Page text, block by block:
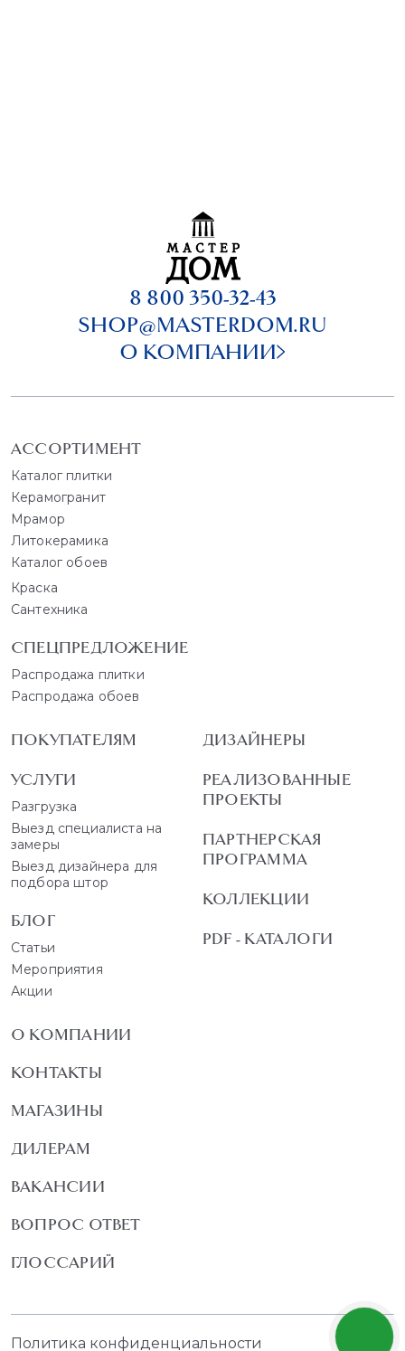
8 800 350-32-43
SHOP@MASTERDOM.RU
О КОМПАНИИ
АССОРТИМЕНТ
Каталог плитки
Керамогранит
Мрамор
Литокерамика
Каталог обоев
Краска
Сантехника
СПЕЦПРЕДЛОЖЕНИЕ
Распродажа плитки
Распродажа обоев
ПОКУПАТЕЛЯМ
УСЛУГИ
Разгрузка
Выезд специалиста на
замеры
Выезд дизайнера для
подбора штор
БЛОГ
Статьи
Мероприятия
Акции
ДИЗАЙНЕРЫ
РЕАЛИЗОВАННЫЕ
ПРОЕКТЫ
ПАРТНЕРСКАЯ
ПРОГРАММА
КОЛЛЕКЦИИ
PDF - КАТАЛОГИ
О КОМПАНИИ
КОНТАКТЫ
МАГАЗИНЫ
ДИЛЕРАМ
ВАКАНСИИ
ВОПРОС ОТВЕТ
ГЛОССАРИЙ
Политика конфиденциальности